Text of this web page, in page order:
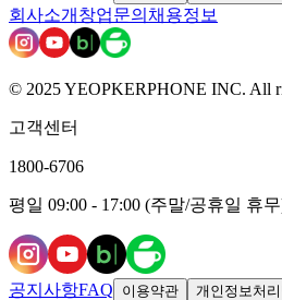
회사소개 창업문의 채용정보
© 2025 YEOPKERPHONE INC. All
고객센터
1800-6706
평일 09:00 - 17:00 (주말/공휴일 휴
공지사항FAQ 이용약관 개인정보처